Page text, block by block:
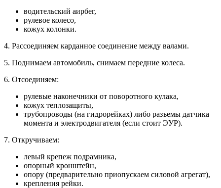
водительский аирбег,
рулевое колесо,
кожух колонки.
4. Рассоединяем карданное соединение между валами.
5. Поднимаем автомобиль, снимаем передние колеса.
6. Отсоединяем:
рулевые наконечники от поворотного кулака,
кожух теплозащиты,
трубопроводы (на гидрорейках) либо разъемы датчика
момента и электродвигателя (если стоит ЭУР).
7. Откручиваем:
левый крепеж подрамника,
опорный кронштейн,
опору (предварительно приопускаем силовой агрегат),
крепления рейки.